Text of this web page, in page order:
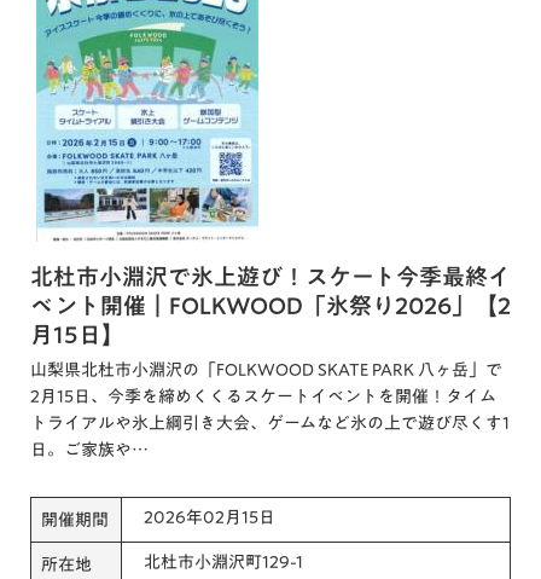
北杜市小淵沢で氷上遊び！スケート今季最終イ
ベント開催｜FOLKWOOD「氷祭り2026」【2
月15日】
山梨県北杜市小淵沢の「FOLKWOOD SKATE PARK 八ヶ岳」で
2月15日、今季を締めくくるスケートイベントを開催！タイム
トライアルや氷上綱引き大会、ゲームなど氷の上で遊び尽くす1
日。ご家族や…
開催期間 2026年02月15日
所在地 北杜市小淵沢町129-1